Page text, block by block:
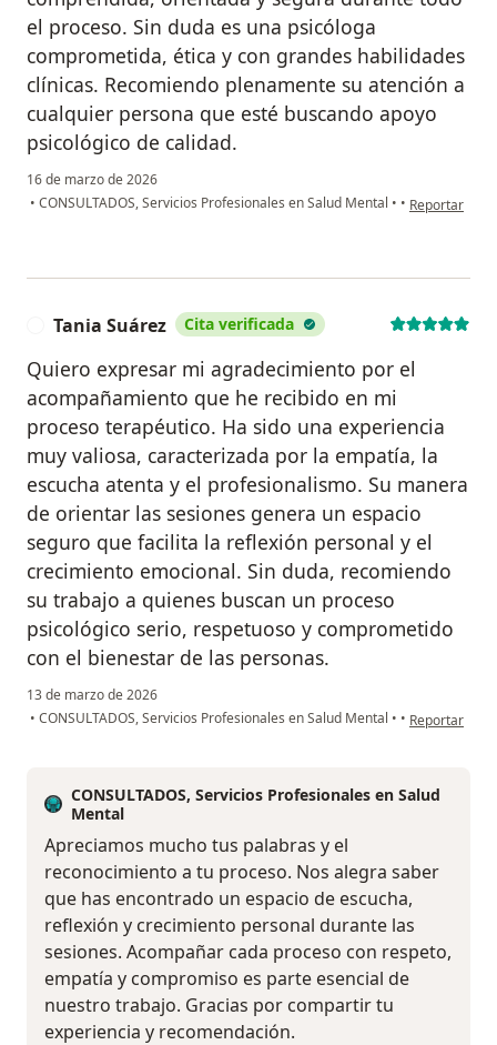
el proceso. Sin duda es una psicóloga
comprometida, ética y con grandes habilidades
clínicas. Recomiendo plenamente su atención a
cualquier persona que esté buscando apoyo
psicológico de calidad.
16 de marzo de 2026
• CONSULTADOS, Servicios Profesionales en Salud Mental • • en opinión
Reportar
Tania Suárez Cita verificada
Quiero expresar mi agradecimiento por el
acompañamiento que he recibido en mi
proceso terapéutico. Ha sido una experiencia
muy valiosa, caracterizada por la empatía, la
escucha atenta y el profesionalismo. Su manera
de orientar las sesiones genera un espacio
seguro que facilita la reflexión personal y el
crecimiento emocional. Sin duda, recomiendo
su trabajo a quienes buscan un proceso
psicológico serio, respetuoso y comprometido
con el bienestar de las personas.
13 de marzo de 2026
• CONSULTADOS, Servicios Profesionales en Salud Mental • • en opinión
Reportar
CONSULTADOS, Servicios Profesionales en Salud
Mental
Apreciamos mucho tus palabras y el
reconocimiento a tu proceso. Nos alegra saber
que has encontrado un espacio de escucha,
reflexión y crecimiento personal durante las
sesiones. Acompañar cada proceso con respeto,
empatía y compromiso es parte esencial de
nuestro trabajo. Gracias por compartir tu
experiencia y recomendación.